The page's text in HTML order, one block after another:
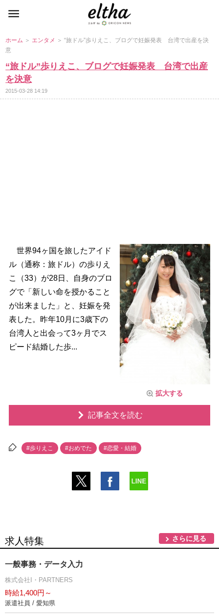
ホーム ＞ エンタメ ＞ “旅ドル”歩りえこ、ブログで妊娠発表 台湾で出産を決
意
“旅ドル”歩りえこ、ブログで妊娠発表 台湾で出産
を決意
2015-03-28 14:19
拡大する
世界94ヶ国を旅したアイド
ル（通称：旅ドル）の歩りえ
こ（33）が28日、自身のブロ
グで「新しい命を授かること
が出来ました」と、妊娠を発
表した。昨年10月に3歳下の
台湾人と出会って3ヶ月でス
ピード結婚した歩...
記事全文を読む
#歩りえこ #おめでた #恋愛・結婚
求人特集 さらに見る
一般事務・データ入力
株式会社I・PARTNERS
時給1,400円～
派遣社員 / 愛知県